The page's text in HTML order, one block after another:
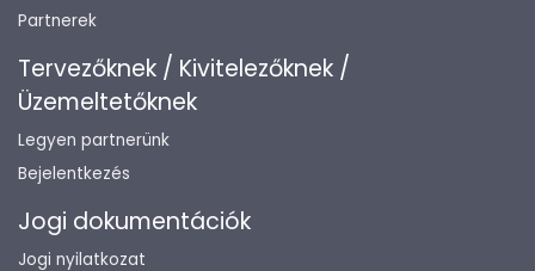
Partnerek
Tervezőknek / Kivitelezőknek /
Üzemeltetőknek
Legyen partnerünk
Bejelentkezés
Jogi dokumentációk
Jogi nyilatkozat